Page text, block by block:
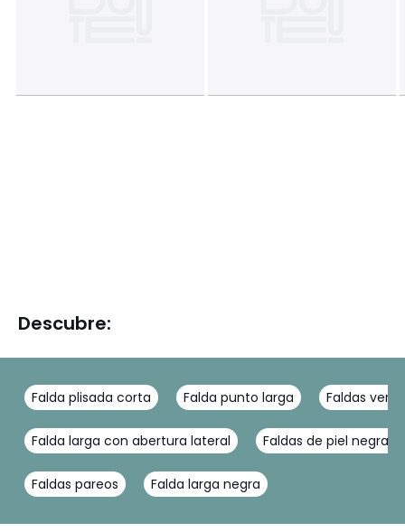
Descubre:
Falda plisada corta Falda punto larga Faldas
Falda larga con abertura lateral Faldas de piel negras
Faldas pareos Falda larga negra